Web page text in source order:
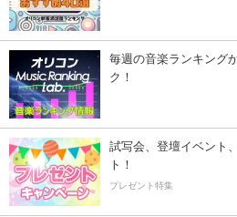
毎週の音楽ランキング
ク！
試写会、登壇イベント
ト！
プレゼント特集